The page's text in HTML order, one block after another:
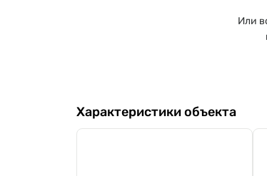
Или
Характеристики объекта